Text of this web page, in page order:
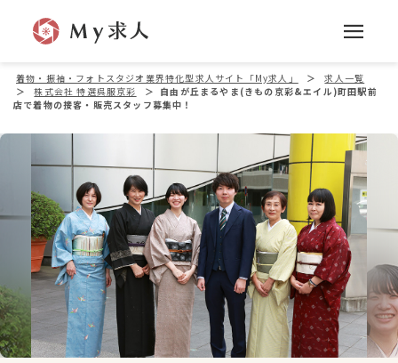
着物・振袖・フォトスタジオ業界特化型求人サイト「My求人」 ＞
求人一覧
＞
株式会社 特選呉服京彩 ＞ 自由が丘まるやま(きもの京彩&エイル)町田駅前
店で着物の接客・販売スタッフ募集中！